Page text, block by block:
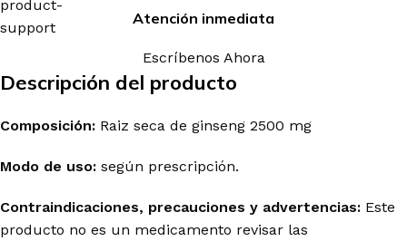
Atención inmediata
Escríbenos Ahora
Descripción del producto
Composición: Raiz seca de ginseng 2500 mg
Modo de uso: según prescripción.
Contraindicaciones, precauciones y advertencias: Este
producto no es un medicamento revisar las